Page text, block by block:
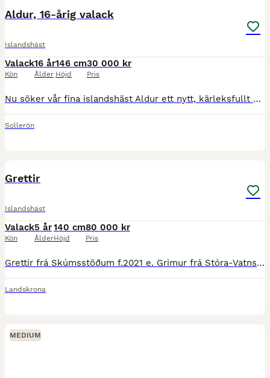
Aldur, 16-årig valack
Islandshäst
Valack
Kön
16 år
Ålder
146 cm
Höjd
30 000 kr
Pris
Nu söker vår fina islandshäst Aldur ett nytt, kärleksfullt hem. Aldur är en 16-årig fyrgångsvalack på cirka 146 cm i mankhöjd. Han är en mycket snäll, social och trevlig häst som älskar att bli ompys
Sollerön
Grettir
Islandshäst
Valack
Kön
5 år
Ålder
140 cm
Höjd
80 000 kr
Pris
Grettir frá Skúmsstöðum f.2021 e. Grimur frá Stóra-Vatnsskarði u. Fetta frá Skúmsstöðum Grettir är en trevlig fyrgångsvalack med stora fina grund gångarter. Töltar fint kortare sträckor men kräver me
Landskrona
MEDIUM